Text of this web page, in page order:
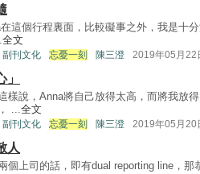
這個行程裏面，比較礙事之外，我是十
全文
副刊文化 忘憂一刻 陳三澄 2019年05月22
樣說，Anna將自己放得太高，而將我放
...全文
副刊文化 忘憂一刻 陳三澄 2019年05月20
人
個上司的話，即有dual reporting line，